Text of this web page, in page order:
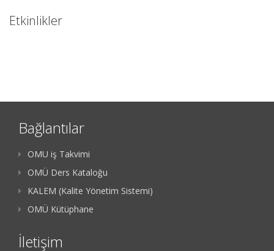
Etkinlikler
Bağlantılar
OMU iş Takvimi
OMÜ Ders Kataloğu
KALEM (Kalite Yönetim Sistemi)
OMÜ Kütüphane
İletişim